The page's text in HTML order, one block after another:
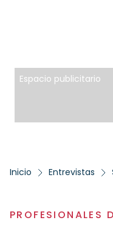
Espacio publicitario
Inicio Entrevistas
PROFESIONALES